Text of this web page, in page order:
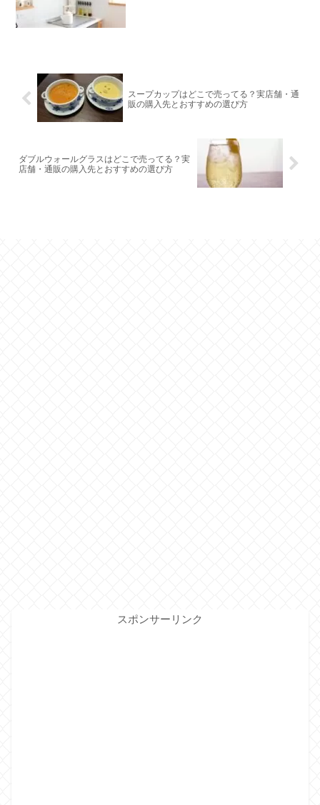
スープカップはどこで売ってる？実店舗・通
販の購入先とおすすめの選び方
ダブルウォールグラスはどこで売ってる？実
店舗・通販の購入先とおすすめの選び方
スポンサーリンク